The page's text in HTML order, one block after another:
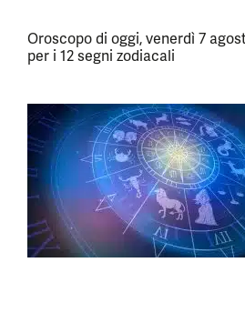
Oroscopo di oggi, venerdì 7
per i 12 segni zodiacali